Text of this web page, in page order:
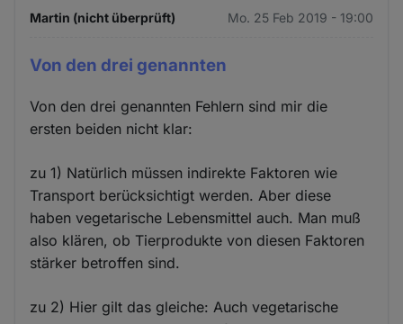
Martin (nicht überprüft) Mo. 25 Feb 2019 - 19:00
Von den drei genannten
Von den drei genannten Fehlern sind mir die
ersten beiden nicht klar:
zu 1) Natürlich müssen indirekte Faktoren wie
Transport berücksichtigt werden. Aber diese
haben vegetarische Lebensmittel auch. Man muß
also klären, ob Tierprodukte von diesen Faktoren
stärker betroffen sind.
zu 2) Hier gilt das gleiche: Auch vegetarische